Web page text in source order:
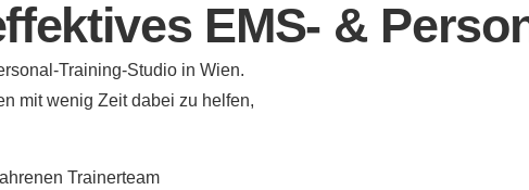
EMS- &
Training-Studio in Wien.
mit wenig Zeit dabei zu helfen,
Trainerteam